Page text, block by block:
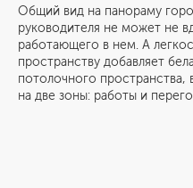
Общий вид на панораму
руководителя не может не
работающего в нем. А
пространству добавляет
потолочного пространства,
на две зоны: работы и